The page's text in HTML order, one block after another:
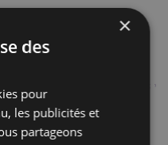
×
des
pour
les publicités et
partageons